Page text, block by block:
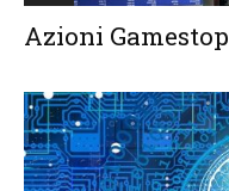
Azioni Gamestop